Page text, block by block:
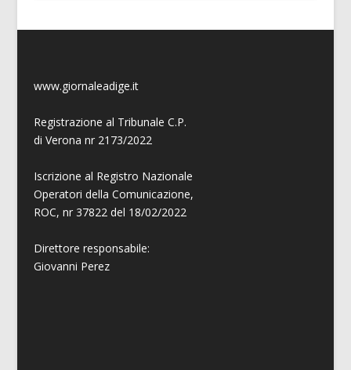
www.giornaleadige.it
Registrazione al Tribunale C.P.
di Verona nr 2173/2022
Iscrizione al Registro Nazionale
Operatori della Comunicazione,
ROC, nr 37822 del 18/02/2022
Direttore responsabile:
Giovanni Perez